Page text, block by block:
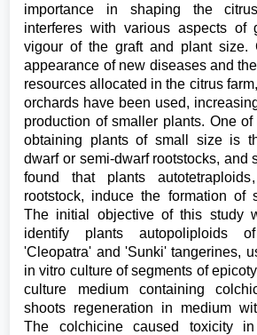
importance in shaping the
interferes with various aspects of
vigour of the graft and plant size.
appearance of new diseases and
resources allocated in the citrus
orchards have been used,
production of smaller plants. One
obtaining plants of small size is
dwarf or semi-dwarf rootstocks, and
found that plants
rootstock, induce the formation of
The initial objective of this study
identify plants autopoliploids
'Cleopatra' and 'Sunki' tangerines,
in vitro culture of segments of
culture medium containing
shoots regeneration in medium
The colchicine caused toxicity